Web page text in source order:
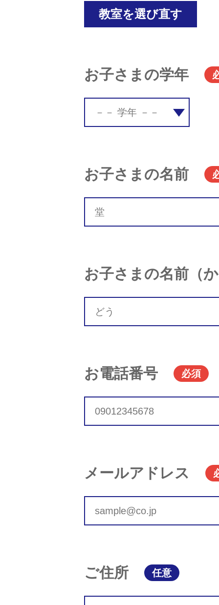
教室を選び直す
お子さまの学年
お子さまの名前
お子さまの名前（
お電話番号 必須
メールアドレス
ご住所 任意